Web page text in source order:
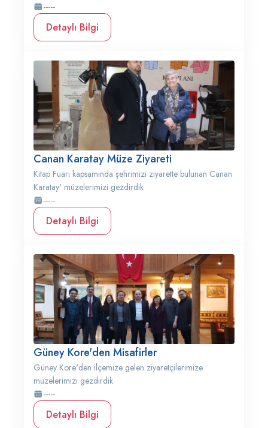
-----
Detaylı Bilgi
Canan Karatay Müze Ziyareti
Kitap Fuarı kapsamında şehrimizi ziyarette bulunan Canan
Karatay' müzelerimizi gezdirdik
-----
Detaylı Bilgi
Güney Kore'den Misafirler
Güney Kore'den ilçemize gelen ziyaretçilerimize
müzelerimizi gezdirdik
-----
Detaylı Bilgi